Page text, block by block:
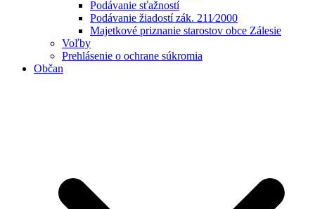
Podávanie sťažností
Podávanie žiadostí zák. 211⁄2000
Majetkové priznanie starostov obce Zálesie
Voľby
Prehlásenie o ochrane súkromia
Občan